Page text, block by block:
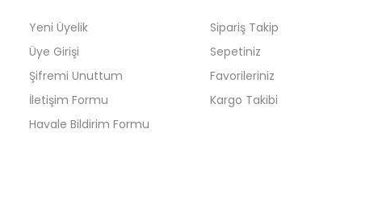
Yeni Üyelik
Üye Girişi
Şifremi Unuttum
İletişim Formu
Havale Bildirim Formu
Sipariş Takip
Sepetiniz
Favorileriniz
Kargo Takibi